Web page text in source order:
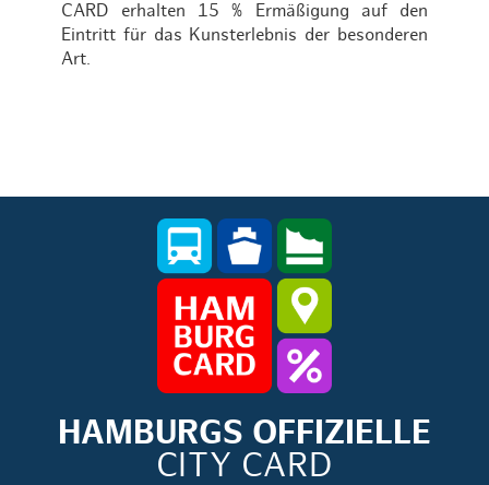
CARD erhalten 15 % Ermäßigung auf den
Eintritt für das Kunsterlebnis der besonderen
Art.
HAMBURGS OFFIZIELLE
CITY CARD